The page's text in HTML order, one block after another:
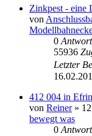
Zinkpest - eine
von
0
55936
Letzter
412 004 in
von Reiner»
bewegt was
0